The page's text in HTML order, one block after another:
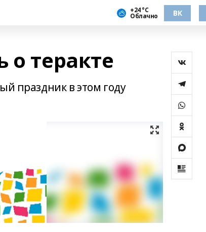
+24 °С
Облачно ВК
о теракте
праздник в этом году